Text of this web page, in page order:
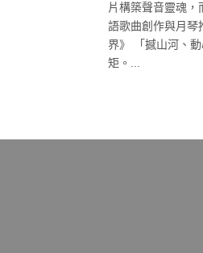
片構築聲音靈魂
語歌曲創作與月琴
界》 「撼山河、
矩。...